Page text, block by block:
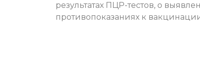
результатах ПЦР-тестов, о
противопоказаниях к